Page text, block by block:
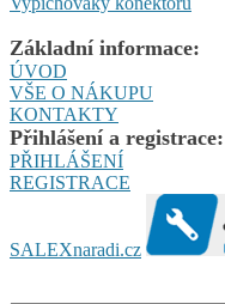
Základní informace:
ÚVOD
VŠE O NÁKUPU
KONTAKTY
Přihlášení a registrace:
PŘIHLÁŠENÍ
REGISTRACE
SALEXnaradi.cz